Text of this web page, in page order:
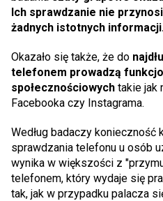
Ich sprawdzanie nie
żadnych istotnych
Okazało się także, że do
telefonem prowadzą
społecznościowych takie jak
Facebooka czy Instagrama.
Według badaczy konieczność
sprawdzania telefonu u osób
wynika w większości z
telefonem, który wydaje się
tak, jak w przypadku palacza